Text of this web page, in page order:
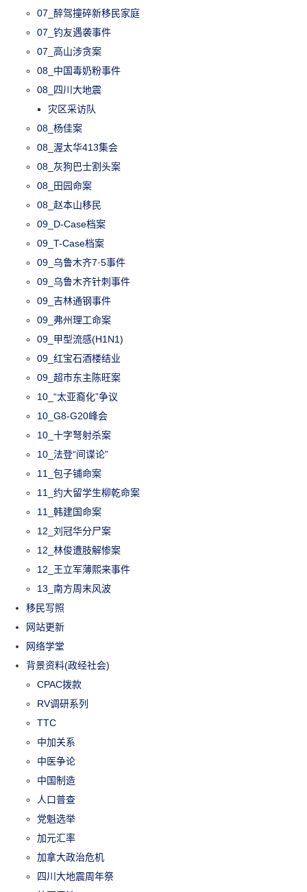
07_醉驾撞碎新移民家庭
07_钓友遇袭事件
07_高山涉贪案
08_中国毒奶粉事件
08_四川大地震
灾区采访队
08_杨佳案
08_渥太华413集会
08_灰狗巴士割头案
08_田园命案
08_赵本山移民
09_D-Case档案
09_T-Case档案
09_乌鲁木齐7·5事件
09_乌鲁木齐针刺事件
09_吉林通钢事件
09_弗州理工命案
09_甲型流感(H1N1)
09_红宝石酒楼结业
09_超市东主陈旺案
10_“太亚裔化”争议
10_G8-G20峰会
10_十字弩射杀案
10_法登“间谍论”
11_包子铺命案
11_约大留学生柳乾命案
11_韩建国命案
12_刘冠华分尸案
12_林俊遭肢解惨案
12_王立军薄熙来事件
13_南方周末风波
移民写照
网站更新
网络学堂
背景资料(政经社会)
CPAC拨款
RV调研系列
TTC
中加关系
中医争论
中国制造
人口普查
党魁选举
加元汇率
加拿大政治危机
四川大地震周年祭